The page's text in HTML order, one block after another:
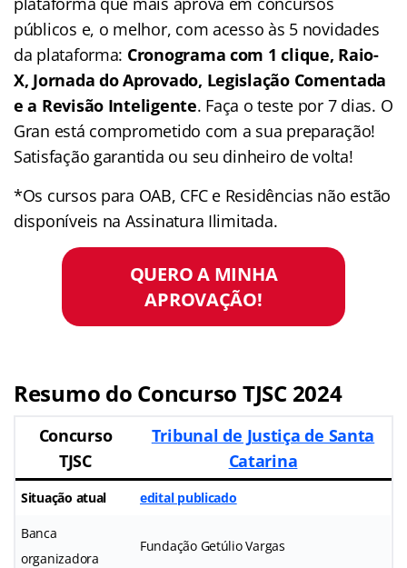
públicos e, o melhor, com acesso às 5 novidades
da plataforma: Cronograma com 1 clique, Raio-
X, Jornada do Aprovado, Legislação Comentada
e a Revisão Inteligente. Faça o teste por 7 dias. O
Gran está comprometido com a sua preparação!
Satisfação garantida ou seu dinheiro de volta!
*Os cursos para OAB, CFC e Residências não estão
disponíveis na Assinatura Ilimitada.
QUERO A MINHA
APROVAÇÃO!
Resumo do Concurso TJSC 2024
Concurso
TJSC
Tribunal de Justiça de Santa
Catarina
Situação atual edital publicado
Banca
organizadora
Fundação Getúlio Vargas